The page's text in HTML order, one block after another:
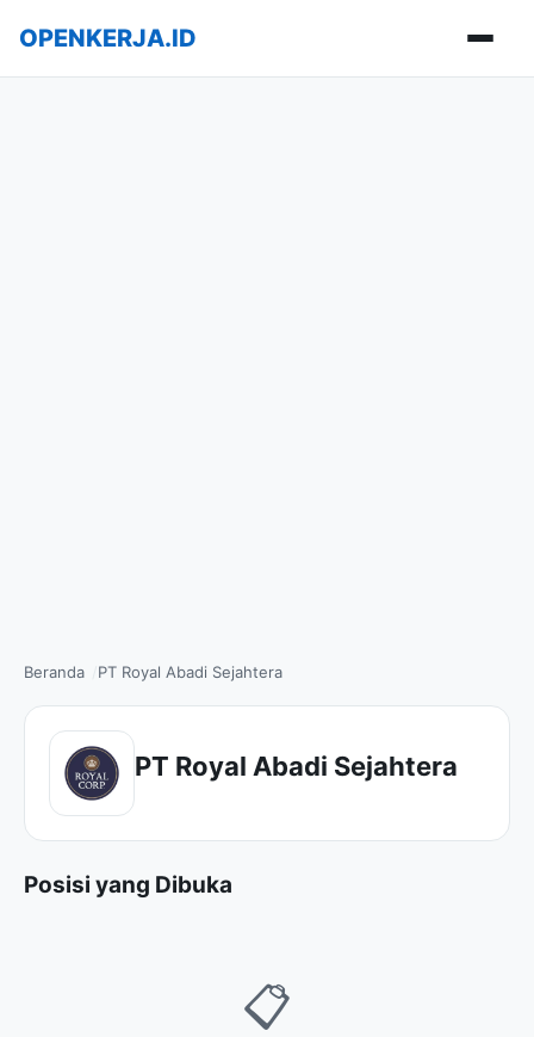
OPENKERJA.ID
Beranda PT Royal Abadi Sejahtera
PT Royal Abadi Sejahtera
Posisi yang Dibuka
📋